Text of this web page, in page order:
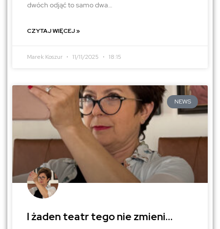
dwóch odjąć to samo dwa…
CZYTAJ WIĘCEJ »
Marek Koszur 11/11/2025 18:15
NEWS
I żaden teatr tego nie zmieni…